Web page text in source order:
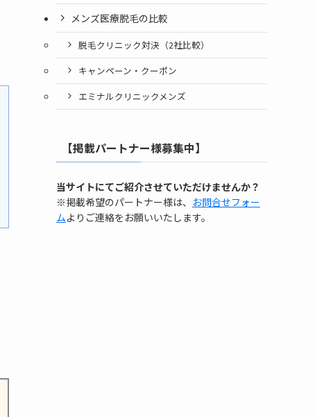
メンズ医療脱毛の比較
脱毛クリニック対決（2社比較）
キャンペーン・クーポン
エミナルクリニックメンズ
【掲載パートナー様募集中】
当サイトにてご紹介させていただけませんか？
※掲載希望のパートナー様は、 お問合せフォー
ムよりご連絡をお願いいたします。